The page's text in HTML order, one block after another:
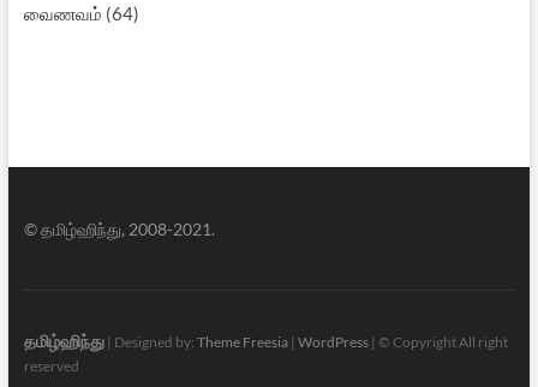
வைணவம் (64)
© தமிழ்ஹிந்து, 2008-2021.
தமிழ்ஹிந்து| Designed by: Theme Freesia| WordPress| © Copyright All right
reserved